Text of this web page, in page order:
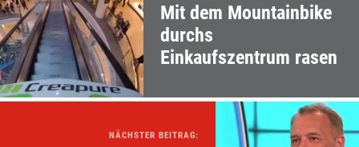
Mit dem Mountainbike
durchs
Einkaufszentrum rasen
NÄCHSTER BEITRAG: